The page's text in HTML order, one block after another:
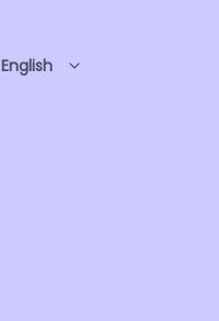
English